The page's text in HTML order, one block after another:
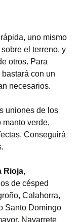
uno mismo
el terreno, y
otros. Para
con un
necesarios.
uniones de los
manto verde,
Conseguirá
Rioja,
de césped
Calahorra,
Santo Domingo
Navarrete